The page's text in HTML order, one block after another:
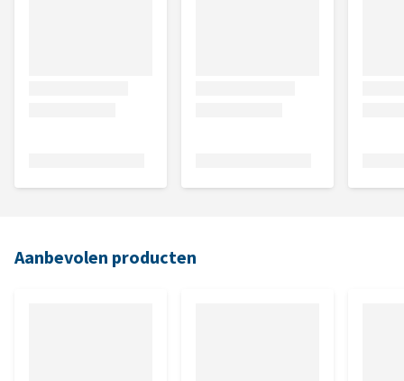
Aanbevolen producten